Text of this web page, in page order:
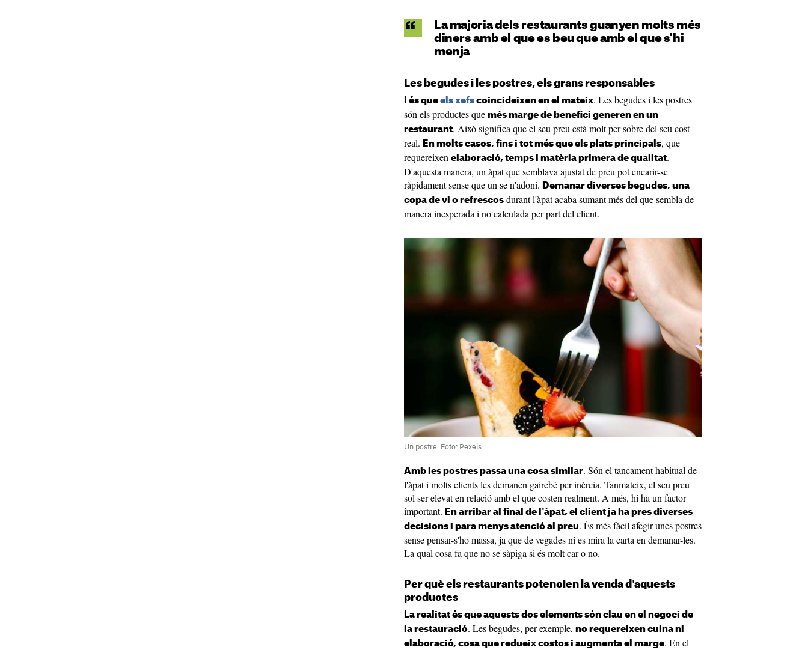
La majoria dels restaurants guanyen molts més
diners amb el que es beu que amb el que s'hi
menja
Les begudes i les postres, els grans responsables
I és que els xefs coincideixen en el mateix. Les begudes i les postres
són els productes que més marge de benefici generen en un
restaurant. Això significa que el seu preu està molt per sobre del seu cost
real. En molts casos, fins i tot més que els plats principals, que
requereixen elaboració, temps i matèria primera de qualitat.
D'aquesta manera, un àpat que semblava ajustat de preu pot encarir-se
ràpidament sense que un se n'adoni. Demanar diverses begudes, una
copa de vi o refrescos durant l'àpat acaba sumant més del que sembla de
manera inesperada i no calculada per part del client.
Un postre. Foto: Pexels
Amb les postres passa una cosa similar. Són el tancament habitual de
l'àpat i molts clients les demanen gairebé per inèrcia. Tanmateix, el seu preu
sol ser elevat en relació amb el que costen realment. A més, hi ha un factor
important. En arribar al final de l'àpat, el client ja ha pres diverses
decisions i para menys atenció al preu. És més fàcil afegir unes postres
sense pensar-s'ho massa, ja que de vegades ni es mira la carta en demanar-les.
La qual cosa fa que no se sàpiga si és molt car o no.
Per què els restaurants potencien la venda d'aquests
productes
La realitat és que aquests dos elements són clau en el negoci de
la restauració. Les begudes, per exemple, no requereixen cuina ni
elaboració, cosa que redueix costos i augmenta el marge. En el